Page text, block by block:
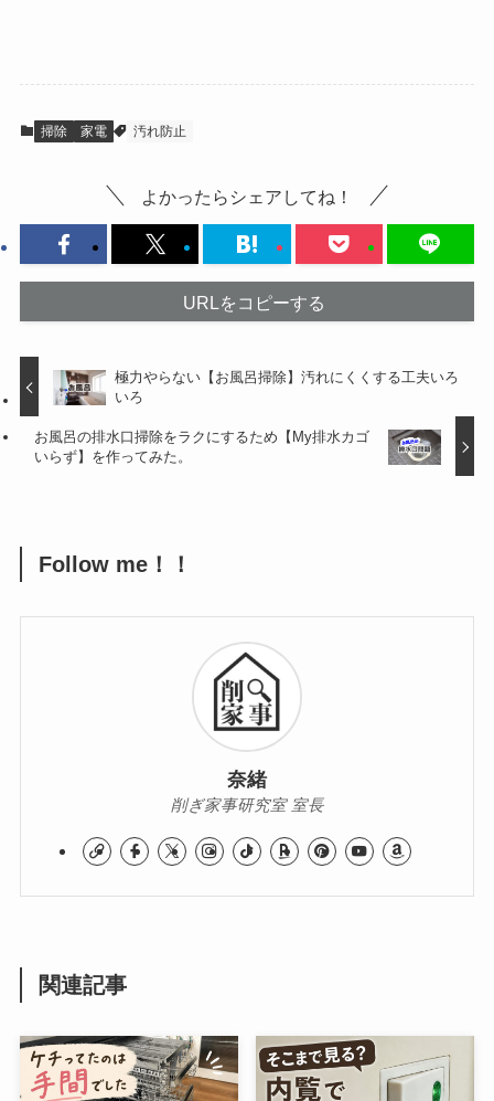
掃除 家電 汚れ防止
よかったらシェアしてね！
URLをコピーする
極力やらない【お風呂掃除】汚れにくくする工夫いろ
いろ
お風呂の排水口掃除をラクにするため【My排水カゴ
いらず】を作ってみた。
Follow me！！
奈緒
削ぎ家事研究室 室長
関連記事